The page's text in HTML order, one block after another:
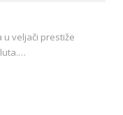
veljači prestiže